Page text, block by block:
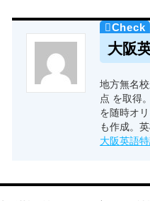
大阪
地方無名
点 を取得
を随時オ
も作成。
大阪英語